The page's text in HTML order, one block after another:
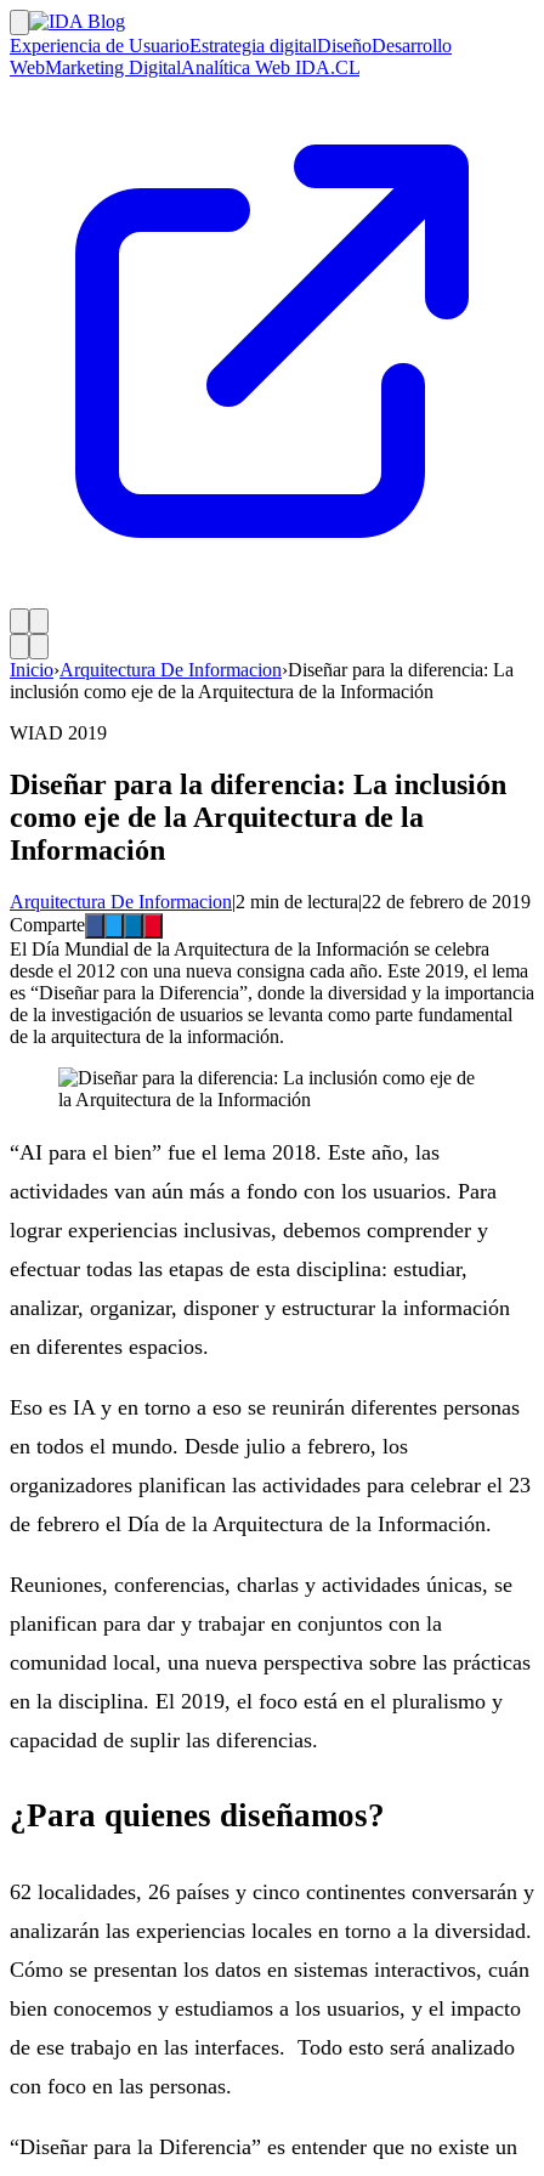
Experiencia de UsuarioEstrategia digitalDiseñoDesarrollo
WebMarketing DigitalAnalítica Web IDA.CL
Inicio›Arquitectura De Informacion›Diseñar para la diferencia: La
inclusión como eje de la Arquitectura de la Información
WIAD 2019
Diseñar para la diferencia: La inclusión
como eje de la Arquitectura de la
Información
Arquitectura De Informacion|2 min de lectura|22 de febrero de 2019
Comparte
El Día Mundial de la Arquitectura de la Información se celebra
desde el 2012 con una nueva consigna cada año. Este 2019, el lema
es “Diseñar para la Diferencia”, donde la diversidad y la importancia
de la investigación de usuarios se levanta como parte fundamental
de la arquitectura de la información.
“AI para el bien” fue el lema 2018. Este año, las
actividades van aún más a fondo con los usuarios. Para
lograr experiencias inclusivas, debemos comprender y
efectuar todas las etapas de esta disciplina: estudiar,
analizar, organizar, disponer y estructurar la información
en diferentes espacios.
Eso es IA y en torno a eso se reunirán diferentes personas
en todos el mundo. Desde julio a febrero, los
organizadores planifican las actividades para celebrar el 23
de febrero el Día de la Arquitectura de la Información.
Reuniones, conferencias, charlas y actividades únicas, se
planifican para dar y trabajar en conjuntos con la
comunidad local, una nueva perspectiva sobre las prácticas
en la disciplina. El 2019, el foco está en el pluralismo y
capacidad de suplir las diferencias.
¿Para quienes diseñamos?
62 localidades, 26 países y cinco continentes conversarán y
analizarán las experiencias locales en torno a la diversidad.
Cómo se presentan los datos en sistemas interactivos, cuán
bien conocemos y estudiamos a los usuarios, y el impacto
de ese trabajo en las interfaces. Todo esto será analizado
con foco en las personas.
“Diseñar para la Diferencia” es entender que no existe un